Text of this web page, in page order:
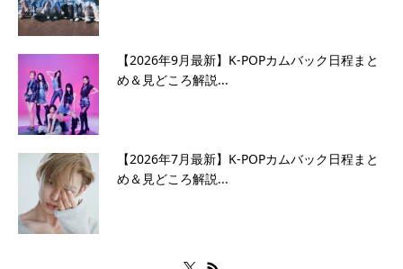
【2026年9月最新】K-POPカムバック日程まと
め＆見どころ解説...
【2026年7月最新】K-POPカムバック日程まと
め＆見どころ解説...